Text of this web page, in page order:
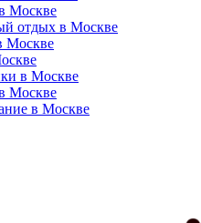
Москве
отдых в Москве
Москве
в Москве
Москве
в Москве